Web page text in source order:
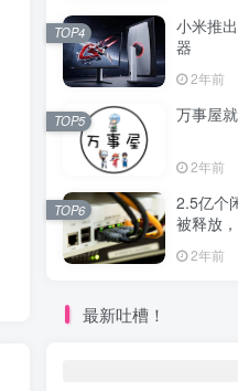
小米推
器
2年前
TOP4
万事屋
2年前
TOP5
2.5亿个
被释放
2年前
TOP6
最新吐槽！